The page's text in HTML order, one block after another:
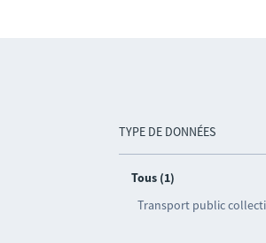
TYPE DE DONNÉES
Tous (1)
Transport public